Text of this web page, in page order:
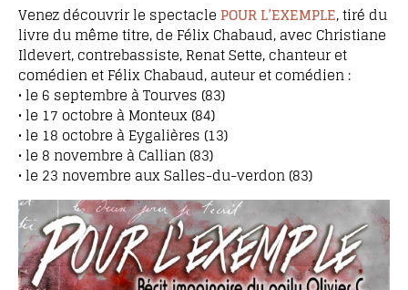
Venez découvrir le spectacle POUR L’EXEMPLE, tiré du
livre du même titre, de Félix Chabaud, avec Christiane
Ildevert, contrebassiste, Renat Sette, chanteur et
comédien et Félix Chabaud, auteur et comédien :
• le 6 septembre à Tourves (83)
• le 17 octobre à Monteux (84)
• le 18 octobre à Eygalières (13)
• le 8 novembre à Callian (83)
• le 23 novembre aux Salles-du-verdon (83)